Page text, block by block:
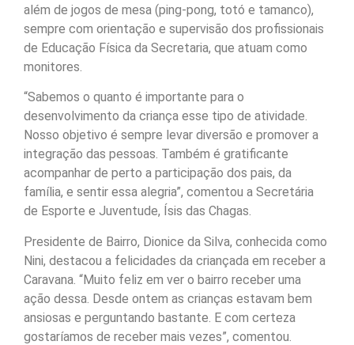
além de jogos de mesa (ping-pong, totó e tamanco),
sempre com orientação e supervisão dos profissionais
de Educação Física da Secretaria, que atuam como
monitores.
“Sabemos o quanto é importante para o
desenvolvimento da criança esse tipo de atividade.
Nosso objetivo é sempre levar diversão e promover a
integração das pessoas. Também é gratificante
acompanhar de perto a participação dos pais, da
família, e sentir essa alegria”, comentou a Secretária
de Esporte e Juventude, Ísis das Chagas.
Presidente de Bairro, Dionice da Silva, conhecida como
Nini, destacou a felicidades da criançada em receber a
Caravana. “Muito feliz em ver o bairro receber uma
ação dessa. Desde ontem as crianças estavam bem
ansiosas e perguntando bastante. E com certeza
gostaríamos de receber mais vezes”, comentou.